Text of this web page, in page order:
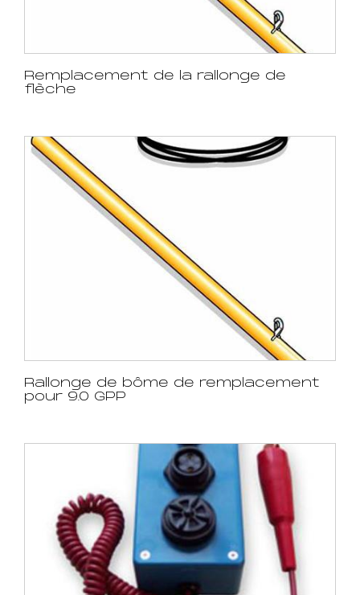
Remplacement de la rallonge de
flèche
Rallonge de bôme de remplacement
pour 9.0 GPP